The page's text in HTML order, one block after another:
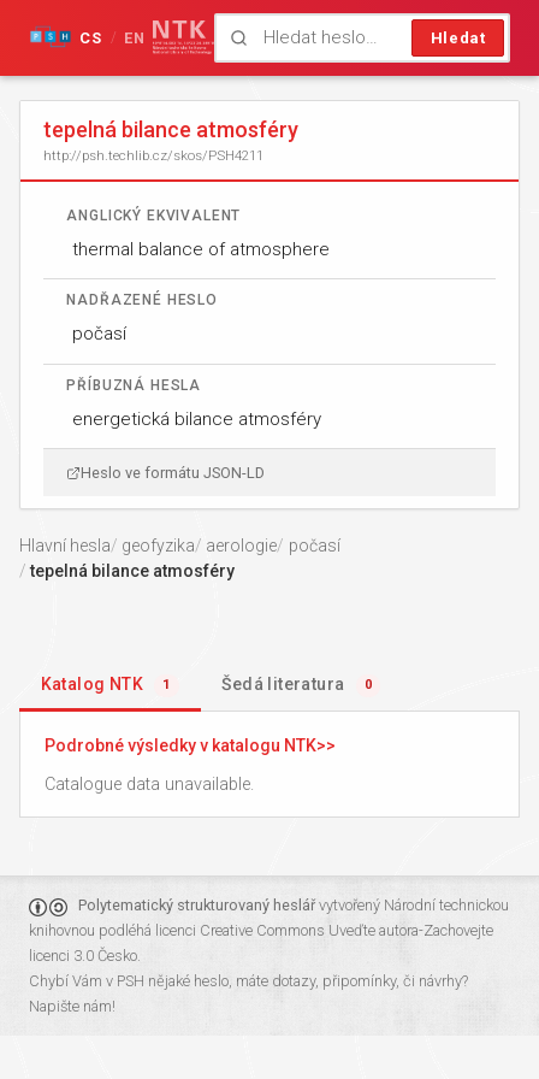
Hledat
CS / EN
tepelná bilance atmosféry
http://psh.techlib.cz/skos/PSH4211
ANGLICKÝ EKVIVALENT
thermal balance of atmosphere
NADŘAZENÉ HESLO
počasí
PŘÍBUZNÁ HESLA
energetická bilance atmosféry
Heslo ve formátu JSON-LD
Hlavní hesla geofyzika aerologie
počasí
tepelná bilance atmosféry
Katalog NTK 1 Šedá literatura 0
Podrobné výsledky v katalogu NTK
Catalogue data unavailable.
Polytematický strukturovaný heslářvytvořený Národní technickou
knihovnou podléhá licenci Creative Commons Uveďte autora-Zachovejte
licenci 3.0 Česko.
Chybí Vám v PSH nějaké heslo, máte dotazy, připomínky, či návrhy?
Napište nám!